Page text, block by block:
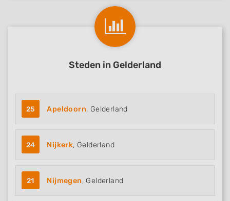
Steden in Gelderland
25 Apeldoorn, Gelderland
24 Nijkerk, Gelderland
21 Nijmegen, Gelderland